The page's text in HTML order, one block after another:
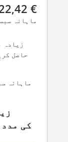
€
ماہانہ
زیادہ
حاصل
ماہانہ